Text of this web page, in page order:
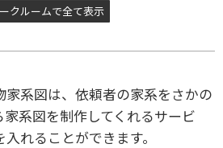
クルームで全て表示
系図は、依頼者の家系をさかの
系図を制作してくれるサービ
れることができます。